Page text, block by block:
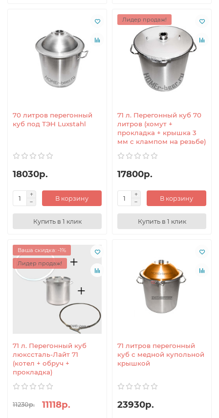
70 литров перегонный
куб под ТЭН Luxstahl
18030р.
В корзину
Купить в 1 клик
Лидер продаж!
71 л. Перегонный куб 70
литров (хомут +
прокладка + крышка 3
мм с клампом на резьбе)
17800р.
В корзину
Купить в 1 клик
Ваша скидка: -1%
Лидер продаж!
71 л. Перегонный куб
люкссталь-Лайт 71
(котел + обруч +
прокладка)
11230р. 11118р.
71 литров перегонный
куб с медной купольной
крышкой
23930р.